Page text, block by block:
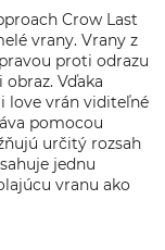
Crow Last
vrany. Vrany z
proti odrazu
Vďaka
love vrán viditeľné
pomocou
určitý rozsah
jednu
vranu ako